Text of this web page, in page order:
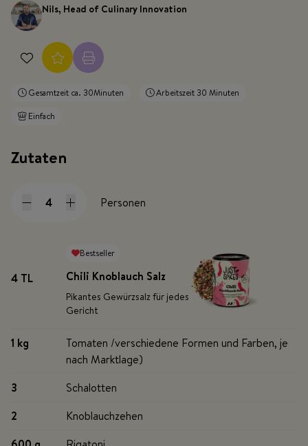
Nils, Head of Culinary Innovation
Gesamtzeit ca. 30Minuten
Arbeitszeit 30 Minuten
Einfach
Zutaten
Personen
4 TL
Bestseller
Chili Knoblauch Salz
Pikantes Gewürzsalz für jedes
Gericht
1 kg
Tomaten /verschiedene Formen und Farben, je
nach Marktlage)
3
Schalotten
2
Knoblauchzehen